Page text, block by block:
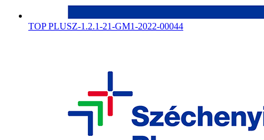
TOP PLUSZ-1.2.1-21-GM1-2022-00044